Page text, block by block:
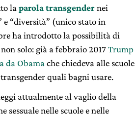
laparola transgendernei
e “diversità” (unico stato in
ha introdotto la possibilità di
solo: già a febbraio 2017Trump
da Obamache chiedeva alle scuole
quali bagni usare.
attualmente al vaglio della
sessuale nelle scuole e nelle